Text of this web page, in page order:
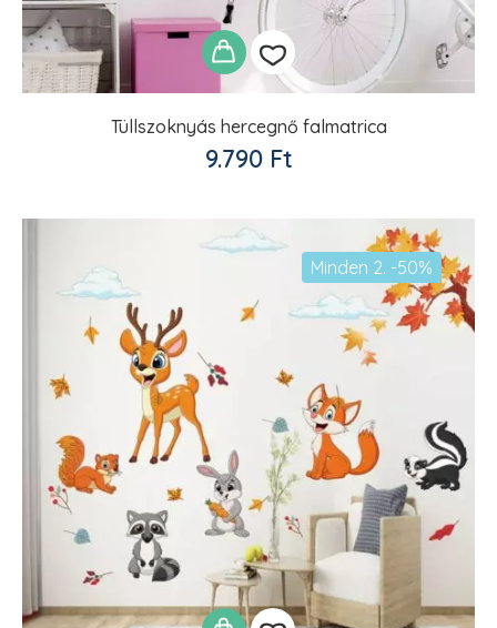
Tüllszoknyás hercegnő falmatrica
9.790 Ft
Kedvencekhez
Minden 2. -50%